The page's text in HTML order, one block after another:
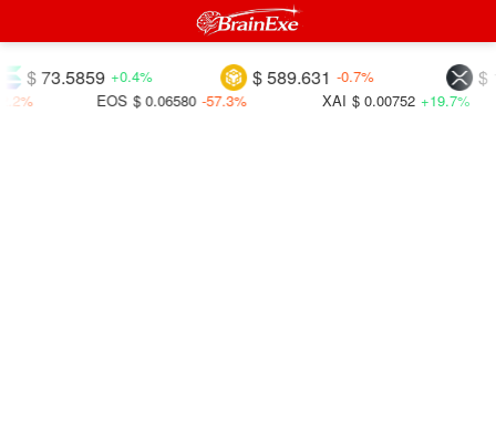
$
$ 589.631 -0.7%
+0.4%
$ 0.00752 +19.7%
$ 0.06580 -57.3%